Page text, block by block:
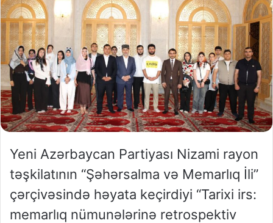
Yeni Azərbaycan Partiyası Nizami rayon
təşkilatının “Şəhərsalma və Memarlıq İli”
çərçivəsində həyata keçirdiyi “Tarixi irs:
memarlıq nümunələrinə retrospektiv